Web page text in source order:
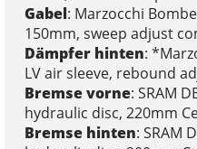
Gabel: Marzocchi
150mm, sweep adjust
Dämpfer hinten:
LV air sleeve, rebound
Bremse vorne: SRAM
hydraulic disc, 220mm
Bremse hinten: SRAM